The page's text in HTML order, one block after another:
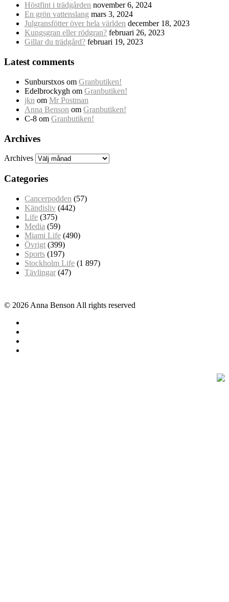
Höstfint i trädgården november 6, 2024
En grön vattenslang mars 3, 2024
Julgransfötter över hela världen december 18, 2023
Kungsgran eller rödgran? februari 26, 2023
Gillar du trädgård? februari 19, 2023
Latest comments
Sunburstxos om Granbutiken!
Edelbrockygh om Granbutiken!
jkn om Mr Postman
Anna Benson om Granbutiken!
C-8 om Granbutiken!
Archives
Archives
Categories
Cancerpodden (57)
Kändisliv (442)
Life (375)
Media (59)
Miami Life (490)
Övrigt (399)
Sports (197)
Stockholm Life (1 897)
Tävlingar (47)
© 2026 Anna Benson All rights reserved